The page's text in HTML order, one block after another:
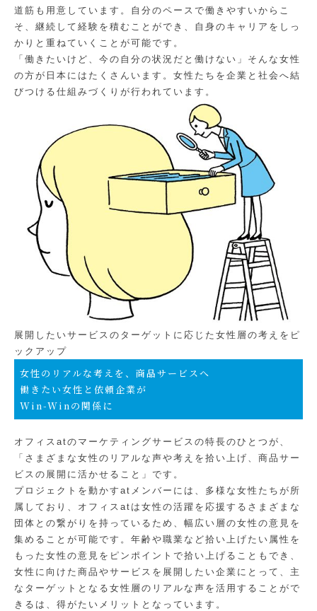
道筋も用意しています。自分のペースで働きやすいからこ
そ、継続して経験を積むことができ、自身のキャリアをしっ
かりと重ねていくことが可能です。
「働きたいけど、今の自分の状況だと働けない」そんな女性
の方が日本にはたくさんいます。女性たちを企業と社会へ結
びつける仕組みづくりが行われています。
展開したいサービスのターゲットに応じた女性層の考えをピ
ックアップ
女性のリアルな考えを、商品サービスへ
働きたい女性と依頼企業が
Win-Winの関係に
オフィスatのマーケティングサービスの特長のひとつが、
「さまざまな女性のリアルな声や考えを拾い上げ、商品サー
ビスの展開に活かせること」です。
プロジェクトを動かすatメンバーには、多様な女性たちが所
属しており、オフィスatは女性の活躍を応援するさまざまな
団体との繋がりを持っているため、幅広い層の女性の意見を
集めることが可能です。年齢や職業など拾い上げたい属性を
もった女性の意見をピンポイントで拾い上げることもでき、
女性に向けた商品やサービスを展開したい企業にとって、主
なターゲットとなる女性層のリアルな声を活用することがで
きるは、得がたいメリットとなっています。